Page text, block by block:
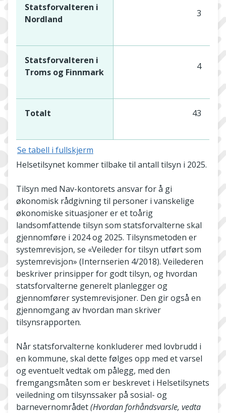
Statsforvalteren i
Nordland
3
Statsforvalteren i
Troms og Finnmark
4
Totalt 43
Se tabell i fullskjerm
Helsetilsynet kommer tilbake til antall tilsyn i 2025.
Tilsyn med Nav-kontorets ansvar for å gi
økonomisk rådgivning til personer i vanskelige
økonomiske situasjoner er et toårig
landsomfattende tilsyn som statsforvalterne skal
gjennomføre i 2024 og 2025. Tilsynsmetoden er
systemrevisjon, se «Veileder for tilsyn utført som
systemrevisjon» (Internserien 4/2018). Veilederen
beskriver prinsipper for godt tilsyn, og hvordan
statsforvalterne generelt planlegger og
gjennomfører systemrevisjoner. Den gir også en
gjennomgang av hvordan man skriver
tilsynsrapporten.
Når statsforvalterne konkluderer med lovbrudd i
en kommune, skal dette følges opp med et varsel
og eventuelt vedtak om pålegg, med den
fremgangsmåten som er beskrevet i Helsetilsynets
veiledning om tilsynssaker på sosial- og
barnevernområdet(Hvordan forhåndsvarsle, vedta